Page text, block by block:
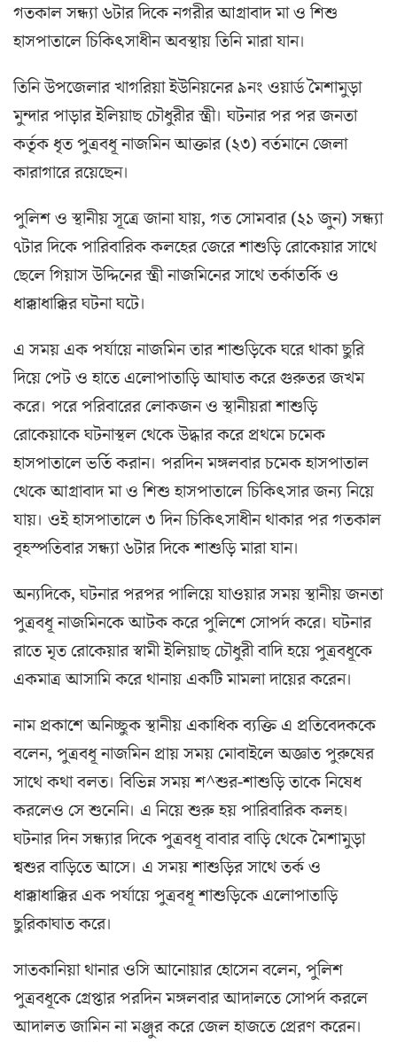
গতকাল সন্ধ্যা ৬টার দিকে নগরীর আগ্রাবাদ মা ও শিশু
হাসপাতালে চিকিৎসাধীন অবস্থায় তিনি মারা যান।
তিনি উপজেলার খাগরিয়া ইউনিয়নের ৯নং ওয়ার্ড মৈশামুড়া
মুন্দার পাড়ার ইলিয়াছ চৌধুরীর স্ত্রী। ঘটনার পর পর জনতা
কর্তৃক ধৃত পুত্রবধূ নাজমিন আক্তার (২৩) বর্তমানে জেলা
কারাগারে রয়েছেন।
পুলিশ ও স্থানীয় সূত্রে জানা যায়, গত সোমবার (২১ জুন) সন্ধ্যা
৭টার দিকে পারিবারিক কলহের জেরে শাশুড়ি রোকেয়ার সাথে
ছেলে গিয়াস উদ্দিনের স্ত্রী নাজমিনের সাথে তর্কাতর্কি ও
ধাক্কাধাক্কির ঘটনা ঘটে।
এ সময় এক পর্যায়ে নাজমিন তার শাশুড়িকে ঘরে থাকা ছুরি
দিয়ে পেট ও হাতে এলোপাতাড়ি আঘাত করে গুরুতর জখম
করে। পরে পরিবারের লোকজন ও স্থানীয়রা শাশুড়ি
রোকেয়াকে ঘটনাস্থল থেকে উদ্ধার করে প্রথমে চমেক
হাসপাতালে ভর্তি করান। পরদিন মঙ্গলবার চমেক হাসপাতাল
থেকে আগ্রাবাদ মা ও শিশু হাসপাতালে চিকিৎসার জন্য নিয়ে
যায়। ওই হাসপাতালে ৩ দিন চিকিৎসাধীন থাকার পর গতকাল
বৃহস্পতিবার সন্ধ্যা ৬টার দিকে শাশুড়ি মারা যান।
অন্যদিকে, ঘটনার পরপর পালিয়ে যাওয়ার সময় স্থানীয় জনতা
পুত্রবধূ নাজমিনকে আটক করে পুলিশে সোপর্দ করে। ঘটনার
রাতে মৃত রোকেয়ার স্বামী ইলিয়াছ চৌধুরী বাদি হয়ে পুত্রবধূকে
একমাত্র আসামি করে থানায় একটি মামলা দায়ের করেন।
নাম প্রকাশে অনিচ্ছুক স্থানীয় একাধিক ব্যক্তি এ প্রতিবেদককে
বলেন, পুত্রবধূ নাজমিন প্রায় সময় মোবাইলে অজ্ঞাত পুরুষের
সাথে কথা বলত। বিভিন্ন সময় শ^শুর-শাশুড়ি তাকে নিষেধ
করলেও সে শুনেনি। এ নিয়ে শুরু হয় পারিবারিক কলহ।
ঘটনার দিন সন্ধ্যার দিকে পুত্রবধূ বাবার বাড়ি থেকে মৈশামুড়া
শ্বশুর বাড়িতে আসে। এ সময় শাশুড়ির সাথে তর্ক ও
ধাক্কাধাক্কির এক পর্যায়ে পুত্রবধূ শাশুড়িকে এলোপাতাড়ি
ছুরিকাঘাত করে।
সাতকানিয়া থানার ওসি আনোয়ার হোসেন বলেন, পুলিশ
পুত্রবধূকে গ্রেপ্তার পরদিন মঙ্গলবার আদালতে সোপর্দ করলে
আদালত জামিন না মঞ্জুর করে জেল হাজতে প্রেরণ করেন।